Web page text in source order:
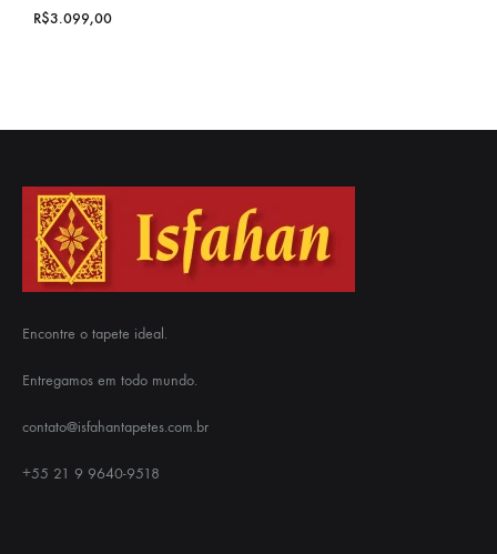
R$3.099,00
Encontre o tapete ideal.
Entregamos em todo mundo.
contato@isfahantapetes.com.br
+55 21 9 9640-9518